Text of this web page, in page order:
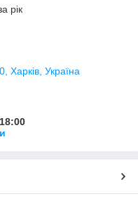
рік
Харків, Україна